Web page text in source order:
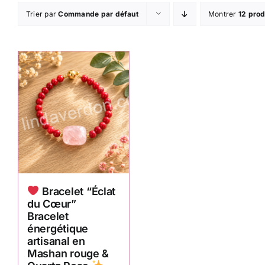
Trier parCommande par défaut Montrer 12
Bracelet “Éclat
du Cœur”
Bracelet
énergétique
artisanal en
Mashan rouge &